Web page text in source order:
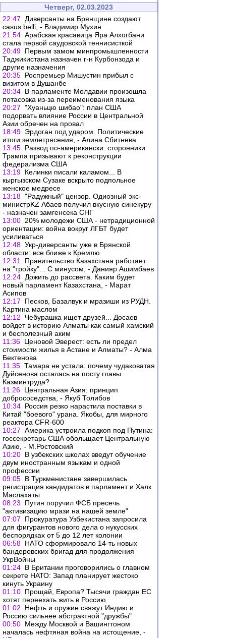
Четверг, 02.03.2023
22:47
Диверсанты на Брянщине создают
casus belli, - Владимир Мухин
21:54 Арабская красавица Яра Алхогбани
стала первой саудовской теннисисткой
20:49 Первым замом минпромышленности
Таджикистана назначен г-н Курбонзода и
другие назначения
20:35 Роспремьер Мишустин прибыл с
визитом в Душанбе
20:34 В парламенте Молдавии произошла
потасовка из-за переименования языка
20:27 "Хуаньцю шибао": план США
подорвать влияние России в Центральной
Азии обречен на провал
18:49 Эрдоган под ударом. Политические
итоги землетрясения, - Алина Сбитнева
13:45 Развод по-американски: сторонники
Трампа призывают к реконструкции
федерализма США
13:19 Келинки писали каламом... В
кыргызском Сузаке вскрыто подпольное
женское медресе
13:18 "Радужный" цензор. Одиозный экс-
министрKZ Абаев получил вкусную синекуру
- назначен замгенсека СНГ
13:00 20% молодежи США - нетрадиционной
ориентации: война вокруг ЛГБТ будет
усиливаться
12:48 Укр-диверсанты уже в Брянской
области: все ближе к Кремлю
12:31
Правительство Казахстана работает
на "тройку"... С минусом, - Данияр Ашимбаев
12:24 Дожить до рассвета. Каким будет
новый парламент Казахстана, - Марат
Асипов
12:17
Песков, Базалвук и мразиши из РУДН.
Картина маслом
12:12
Чебурашка ищет друзей... Досаев
войдет в историю Алматы как самый хамский
и бесполезный аким
11:36 Ценовой Эверест: есть ли предел
стоимости жилья в Астане и Алматы? - Алма
Бектенова
11:35 Тамара не устала: почему чудаковатая
Дуйсенова осталась на посту главы
Казминтруда?
11:26 Центральная Азия: принцип
добрососедства, - Якуб Толибов
10:34 Россия резко нарастила поставки в
Китай "боевого" урана. Якобы, для мирного
реактора CFR-600
10:27 Америка устроила подкоп под Путина:
госсекретарь США обольщает Центральную
Азию, - М.Ростовский
10:20 В узбекских школах введут обучение
двум иностранным языкам и одной
профессии
09:05 В Туркменистане завершилась
регистрация кандидатов в парламент и Халк
Маслахаты
08:23
Путин поручил ФСБ пресечь
"активизацию мрази на нашей земле"
07:07
Прокуратура Узбекистана запросила
для фигурантов нового дела о нукусских
беспорядках от 5 до 12 лет колонии
06:58 НАТО сформировало 14-ть новых
бандеровских бригад для продолжения
УкрВойны
01:24 В Британии проговорились о главном
секрете НАТО: Запад планирует жестоко
кинуть Украину
01:10 Прощай, Европа? Тысячи граждан ЕС
хотят переехать жить в Россию
01:02
Нефть и оружие свяжут Индию и
Россию сильнее абстрактной "дружбы"
00:50 Между Москвой и Вашингтоном
началась нефтяная война на истощение, -